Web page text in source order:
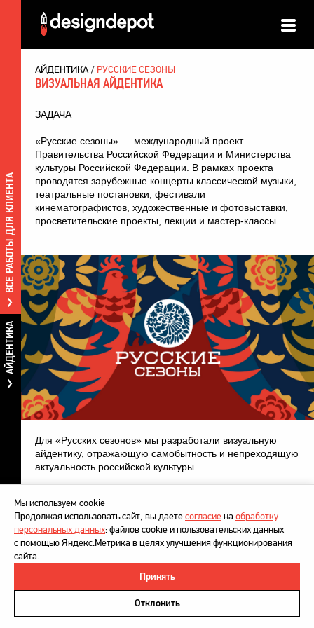
ВСЕ РАБОТЫ ДЛЯ КЛИЕНТА
АЙДЕНТИКА
АЙДЕНТИКА РУССКИЕ СЕЗОНЫ
ВИЗУАЛЬНАЯ АЙДЕНТИКА
ЗАДАЧА
«Русские сезоны» — международный проект
Правительства Российской Федерации и Министерства
культуры Российской Федерации. В рамках проекта
проводятся зарубежные концерты классической музыки,
театральные постановки, фестивали
кинематографистов, художественные и фотовыставки,
просветительские проекты, лекции и мастер-классы.
Для «Русских сезонов» мы разработали визуальную
айдентику, отражающую самобытность и непреходящую
актуальность российской культуры.
Политика в отношении обработки персональных данных
Напишите нам
Мы используем cookie
Продолжая использовать сайт, вы даетесогласиена обработку
персональных данных: файлов cookie и пользовательских данных
с помощью Яндекс.Метрика в целях улучшения функционирования
сайта.
Принять
Отклонить